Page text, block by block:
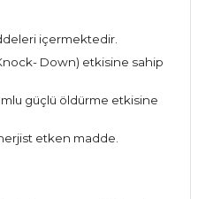
içermektedir.
Down) etkisine sahip
güçlü öldürme etkisine
etken madde.